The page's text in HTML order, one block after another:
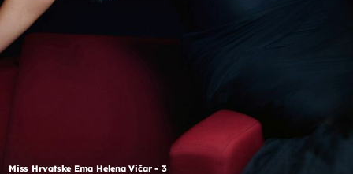
Miss Hrvatske Ema Helena Vičar - 3